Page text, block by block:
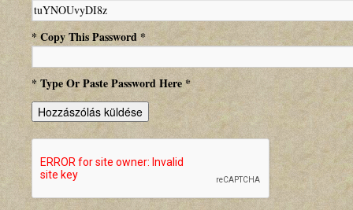
* Copy This Password *
* Type Or Paste Password Here *